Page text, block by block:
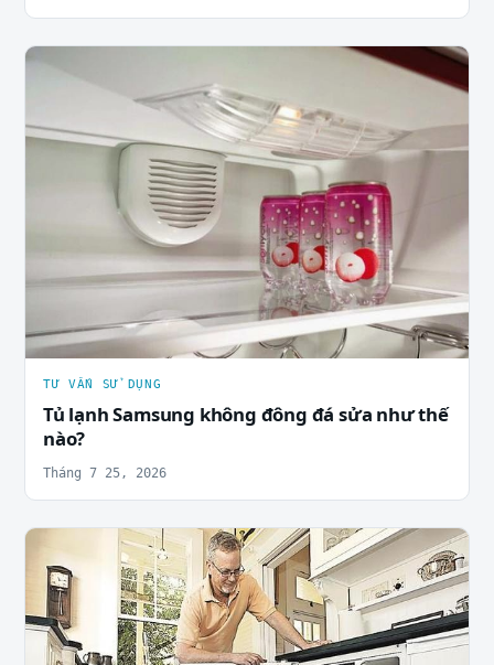
TƯ VẤN SỬ DỤNG
Tủ lạnh Samsung không đông đá sửa như thế
nào?
Tháng 7 25, 2026